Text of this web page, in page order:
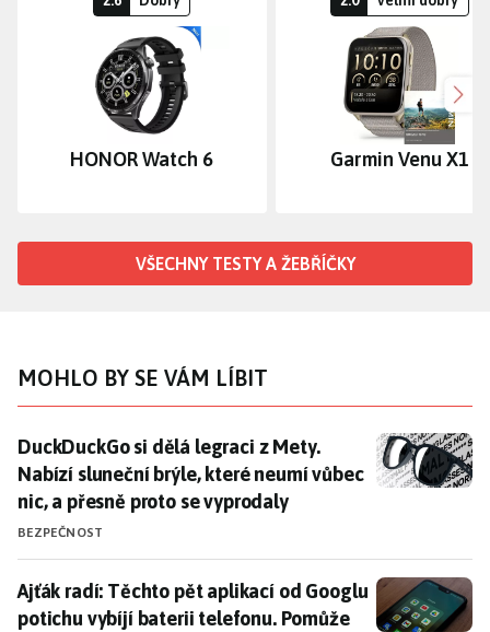
HONOR Watch 6 Garmin Venu X1
VŠECHNY TESTY A ŽEBŘÍČKY
MOHLO BY SE VÁM LÍBIT
DuckDuckGo si dělá legraci z Mety. Nabízí sluneční
DuckDuckGo si dělá legraci z Mety.
Nabízí sluneční brýle, které neumí vůbec
nic, a přesně proto se vyprodaly
BEZPEČNOST
Ajťák radí: Těchto pět aplikací od Googlu potichu
Ajťák radí: Těchto pět aplikací od Googlu
potichu vybíjí baterii telefonu. Pomůže